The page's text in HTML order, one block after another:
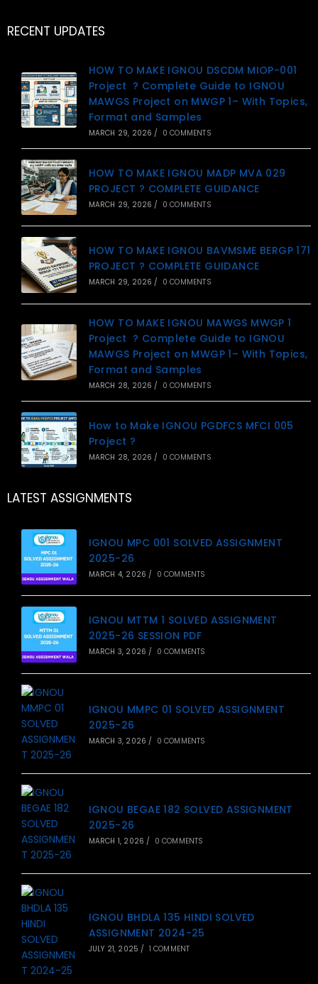
RECENT UPDATES
HOW TO MAKE IGNOU DSCDM MIOP-001
Project ? Complete Guide to IGNOU
MAWGS Project on MWGP 1– With Topics,
Format and Samples
MARCH 29, 2026 / 0 COMMENTS
HOW TO MAKE IGNOU MADP MVA 029
PROJECT ? COMPLETE GUIDANCE
MARCH 29, 2026 / 0 COMMENTS
HOW TO MAKE IGNOU BAVMSME BERGP 171
PROJECT ? COMPLETE GUIDANCE
MARCH 29, 2026 / 0 COMMENTS
HOW TO MAKE IGNOU MAWGS MWGP 1
Project ? Complete Guide to IGNOU
MAWGS Project on MWGP 1– With Topics,
Format and Samples
MARCH 28, 2026 / 0 COMMENTS
How to Make IGNOU PGDFCS MFCI 005
Project ?
MARCH 28, 2026 / 0 COMMENTS
LATEST ASSIGNMENTS
IGNOU MPC 001 SOLVED ASSIGNMENT
2025-26
MARCH 4, 2026 / 0 COMMENTS
IGNOU MTTM 1 SOLVED ASSIGNMENT
2025-26 SESSION PDF
MARCH 3, 2026 / 0 COMMENTS
IGNOU MMPC 01 SOLVED ASSIGNMENT
2025-26
MARCH 3, 2026 / 0 COMMENTS
IGNOU BEGAE 182 SOLVED ASSIGNMENT
2025-26
MARCH 1, 2026 / 0 COMMENTS
IGNOU BHDLA 135 HINDI SOLVED
ASSIGNMENT 2024-25
JULY 21, 2025 / 1 COMMENT